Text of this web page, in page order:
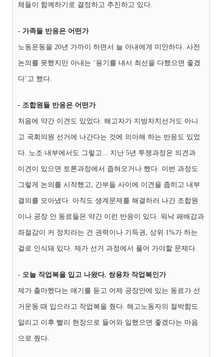
체들이 함께하기로 결정하고 추진하고 있다.
- 가족들 반응은 어떤가
노동운동을 20년 가까이 하면서 늘 아내에게 미안하다. 사전
논의를 못했지만 아내는 ‘용기를 내서 최선을 다했으면 좋겠
다’고 했다.
- 조합원들 반응은 어떤가
처음에 약간 이견도 있었다. 해고자가 지방자치선거도 아니
고 국회의원 선거에 나간다는 것에 의아해 하는 반응도 있었
다. 노조 내부에서도 그렇고... 지난 5년 투쟁과정은 의견과
이견이 있으면 토론과정에서 좁혀오거나 했다. 이번 과정도
그렇게 논의를 시작했고, 간부들 사이에 이견을 좁히고 내부
결의를 모아냈다. 아직도 생계문제를 해결하러 나간 조합원
이나 공장 안 동료들은 약간 이런 반응이 있다. 워낙 패배감과
좌절감이 커 정치라는 건 권력이나 기득권, 상위 1%가 하는
걸로 인식돼 있다. 제가 선거 과정에서 풀어 가야할 문제다.
- 오늘 작업복을 입고 나왔다. 쌍용차 작업복인가
제가 출마했다는 얘기를 듣고 어제 공장안에 있는 동료가 선
거운동 때 입으라고 작업복을 줬다. 해고노동자의 절박함도
알리고 이후 빨리 현장으로 들어와 일했으면 좋겠다는 마음
으로 줬다.